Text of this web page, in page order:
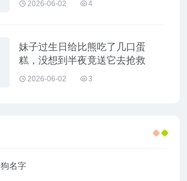
2026-06-02 4
妹子过生日给比熊吃了几口蛋
糕，没想到半夜竟送它去抢救
2026-06-02 3